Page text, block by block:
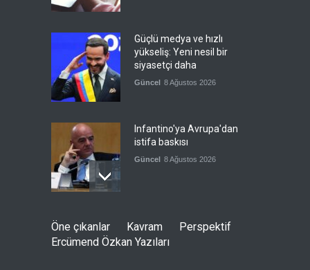
Güçlü medya ve hızlı
yükseliş: Yeni nesil bir
siyasetçi daha
Güncel 8 Ağustos 2026
Infantino'ya Avrupa'dan
istifa baskısı
Güncel 8 Ağustos 2026
Kolombiya, solcu Petro'nun
yerine aşırı sağcı Espriella'yı
getirdi
Öne çıkanlar Kavram
Perspektif
Ercümend Özkan Yazıları